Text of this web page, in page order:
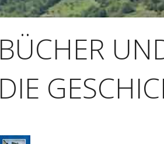
BÜCHER
DIE